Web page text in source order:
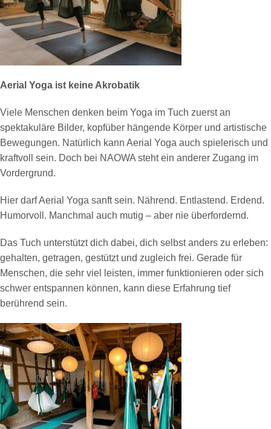
Aerial Yoga ist keine Akrobatik
Viele Menschen denken beim Yoga im Tuch zuerst an
spektakuläre Bilder, kopfüber hängende Körper und artistische
Bewegungen. Natürlich kann Aerial Yoga auch spielerisch und
kraftvoll sein. Doch bei NAOWA steht ein anderer Zugang im
Vordergrund.
Hier darf Aerial Yoga sanft sein. Nährend. Entlastend. Erdend.
Humorvoll. Manchmal auch mutig – aber nie überfordernd.
Das Tuch unterstützt dich dabei, dich selbst anders zu erleben:
gehalten, getragen, gestützt und zugleich frei. Gerade für
Menschen, die sehr viel leisten, immer funktionieren oder sich
schwer entspannen können, kann diese Erfahrung tief
berührend sein.